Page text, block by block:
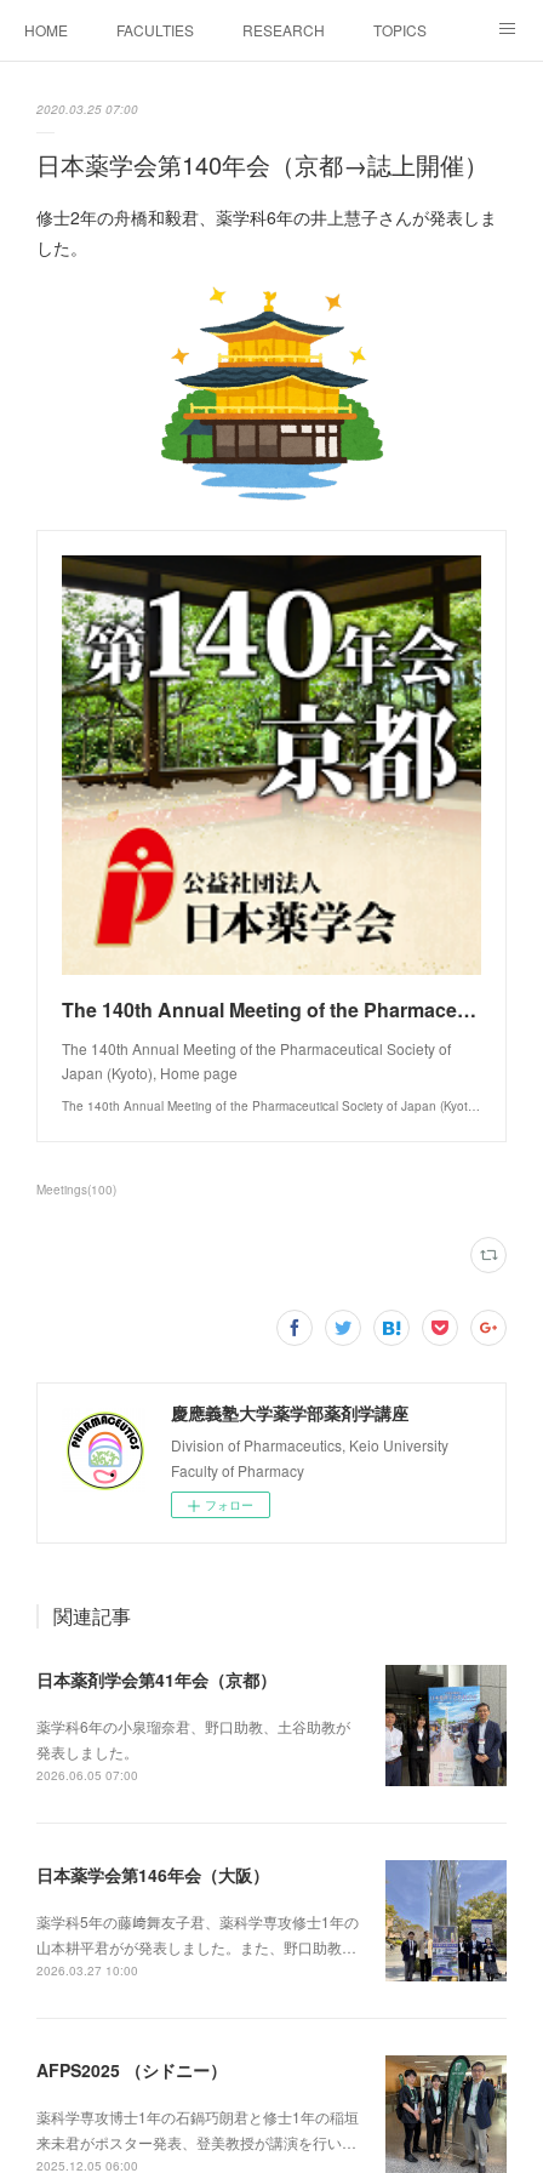
HOME FACULTIES RESEARCH TOPICS
2020.03.25 07:00
日本薬学会第140年会（京都→誌上開催）
修士2年の舟橋和毅君、薬学科6年の井上慧子さんが発表しま
した。
The 140th Annual Meeting of the Pharmaceutical Society of Japan (Kyoto)/Home page
The 140th Annual Meeting of the Pharmaceutical Society of
Japan (Kyoto), Home page
Meetings(100)
慶應義塾大学薬学部薬剤学講座
Division of Pharmaceutics, Keio University
Faculty of Pharmacy
フォロー
関連記事
日本薬剤学会第41年会（京都）
薬学科6年の小泉瑠奈君、野口助教、土谷助教が
発表しました。
2026.06.05 07:00
日本薬学会第146年会（大阪）
薬学科5年の藤﨑舞友子君、薬科学専攻修士1年の
山本耕平君がが発表しました。また、野口助教…
2026.03.27 10:00
AFPS2025 （シドニー）
薬科学専攻博士1年の石鍋巧朗君と修士1年の稲垣
来未君がポスター発表、登美教授が講演を行い…
2025.12.05 06:00